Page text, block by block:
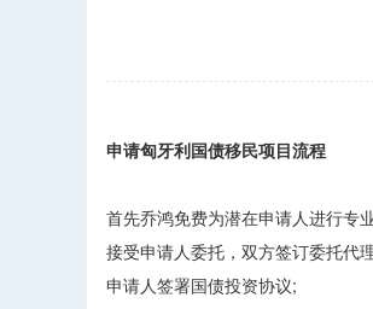
申请匈牙利国债移民项目流程
首先乔鸿免费为潜在申请人进行专
接受申请人委托，双方签订委托代
申请人签署国债投资协议;